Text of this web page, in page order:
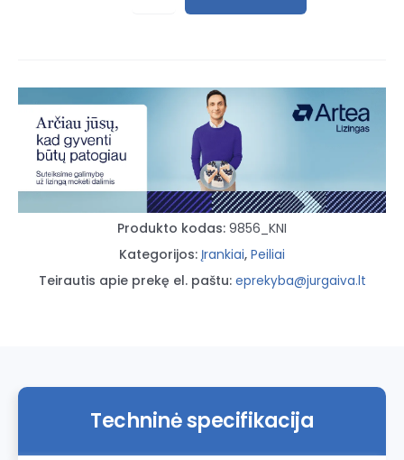
Produkto kodas: 9856_KNI
Kategorijos: Įrankiai, Peiliai
Teirautis apie prekę el. paštu: eprekyba@jurgaiva.lt
Techninė specifikacija